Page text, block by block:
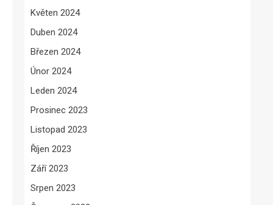
Květen 2024
Duben 2024
Březen 2024
Únor 2024
Leden 2024
Prosinec 2023
Listopad 2023
Říjen 2023
Září 2023
Srpen 2023